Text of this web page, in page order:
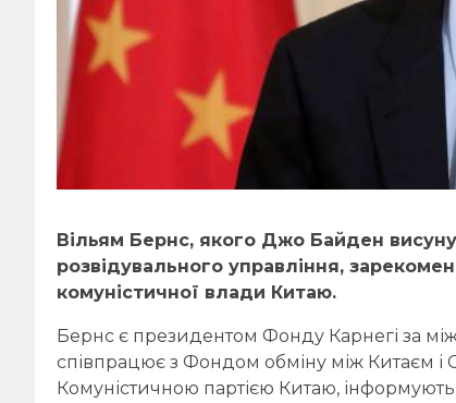
Вільям Бернс, якого Джо Байден
розвідувального управління,
комуністичної влади Китаю.
Бернс є президентом Фонду Карнегі за
співпрацює з Фондом обміну між Китаєм і
Комуністичною партією Китаю,